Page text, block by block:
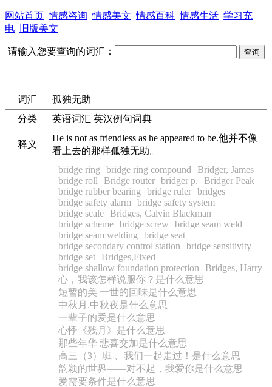
网站首页 情感咨询 情感美文 情感百科 情感生活 学习充
电
旧版美文
请输入您要查询的词汇：
词汇
孤独无助
分类
英语词汇 英汉例句词典
释义
He is not as friendless as he appeared to be.他并不像
看上去的那样孤独无助。
bridge ring bridge ring compound
Bridger, James
bridge roll
Bridge router bridger p.
Bridger Peak
bridge rubber bearing
bridge ruler bridges
bridge safety alarm
bridge safety system
bridge scale
Bridges, Calvin Blackman
bridge scheme bridge screw
bridge seam weld
bridge seam welding
bridge seat
bridge secondary control station
bridge sensitivity
bridge set
Bridges,Fixed
bridge shallow foundation protection
Bridges, Harry
心，我该怎样说服你？是什么意思
短暂的美 一世的回味是什么意思
中秋月.中秋夜是什么意思
一辈子的爱是什么意思
心悸《残月》是什么意思
那些年华 悲喜交加是什么意思
高三（3）班 、我们一起走过！是什么意思
韵颖的世界——对不起，我爱你是什么意思
爱需要条件是什么意思